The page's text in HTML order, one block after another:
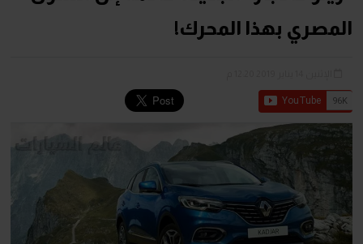
المصري بهذا المحرك!